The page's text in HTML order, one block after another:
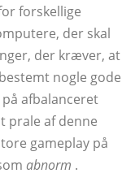
forskellige
der skal
der kræver, at
nogle gode
afbalanceret
prale af denne
gameplay på
abnorm .